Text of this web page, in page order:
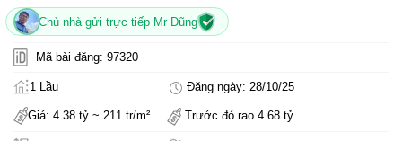
Chủ nhà gửi trực tiếp Mr Dũng
Mã bài đăng: 97320
1 Lầu Đăng ngày: 28/10/25
Giá: 4.38 tỷ ~ 211 tr/m² Trước đó rao 4.68 tỷ